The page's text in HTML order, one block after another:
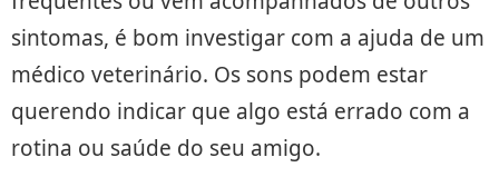
sintomas, é bom investigar com a ajuda de um
médico veterinário. Os sons podem estar
querendo indicar que algo está errado com a
rotina ou saúde do seu amigo.